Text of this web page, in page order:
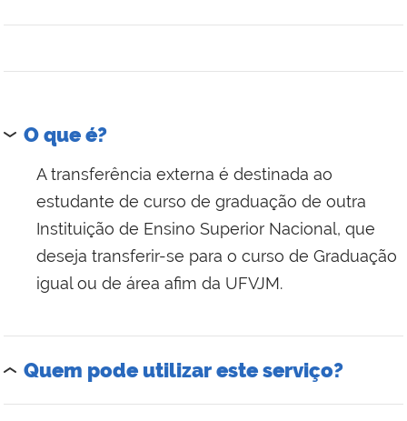
O que é?
A transferência externa é destinada ao
estudante de curso de graduação de outra
Instituição de Ensino Superior Nacional, que
deseja transferir-se para o curso de Graduação
igual ou de área afim da UFVJM.
Quem pode utilizar este serviço?